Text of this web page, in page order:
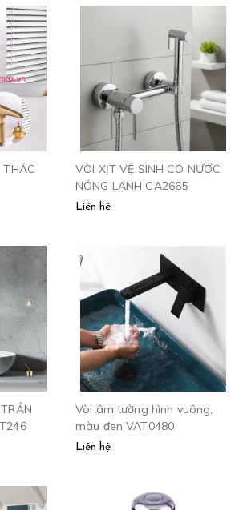
THÁC
VÒI XỊT VỆ SINH CÓ NƯỚC
NÓNG LẠNH CA2665
Liên hệ
Vòi âm tường hình vuông,
màu đen VAT0480
Liên hệ